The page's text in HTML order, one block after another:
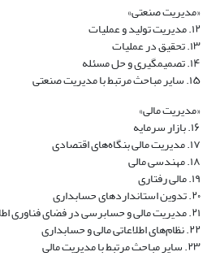
«مدیریت صنعتی»
۱۲. مدیریت تولید و عملیات
۱۳. تحقیق در عملیات
۱۴. تصمیم­گیری و حل مسئله
۱۵. سایر مباحث مرتبط با مدیریت صنعتی
«مدیریت مالی»
۱۶. بازار سرمایه
۱۷. مدیریت مالی بنگاه‌های اقتصادی
۱۸. مهندسی مالی
۱۹. مالی رفتاری
۲۰. تدوین استانداردهای حسابداری
۲۱. مدیریت مالی و حسابرسی در فضای فناوری اطلاعات و اقتصاد جهانی
۲۲. نظام‌های اطلاعاتی مالی و حسابداری
۲۳. سایر مباحث مرتبط با مدیریت مالی